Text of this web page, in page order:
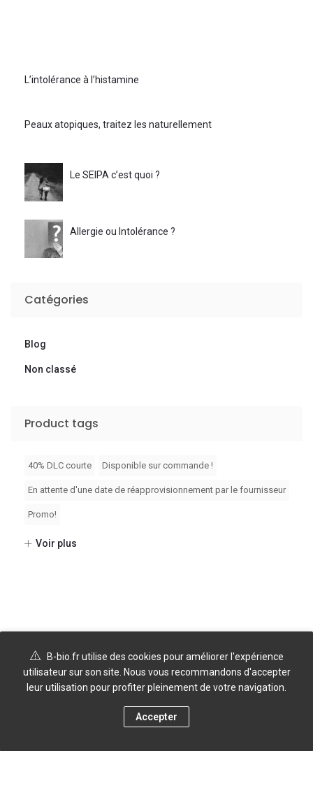
L’intolérance à l’histamine
Peaux atopiques, traitez les naturellement
Le SEIPA c’est quoi ?
Allergie ou Intolérance ?
Catégories
Blog
Non classé
Product tags
40% DLC courte Disponible sur commande !
En attente d'une date de réapprovisionnement par le fournisseur
Promo!
Voir plus
B-bio.fr utilise des cookies pour améliorer l'expérience
utilisateur sur son site. Nous vous recommandons d'accepter
leur utilisation pour profiter pleinement de votre navigation.
Accepter